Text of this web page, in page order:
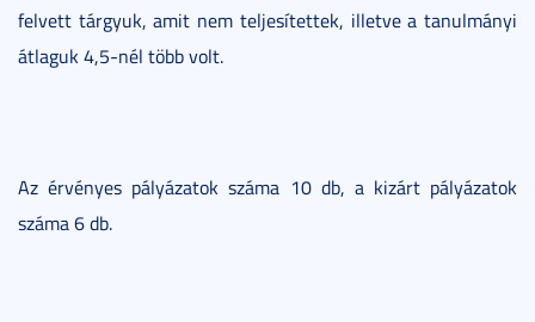
felvett tárgyuk, amit nem teljesítettek, illetve a tanulmányi
átlaguk 4,5-nél több volt.
Az érvényes pályázatok száma 10 db, a kizárt pályázatok
száma 6 db.